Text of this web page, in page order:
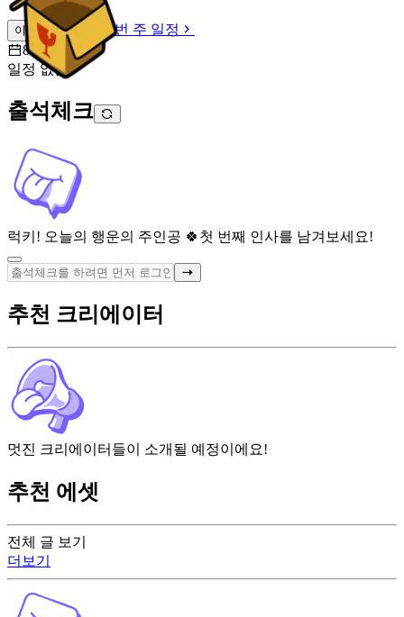
이번 주 일정
이번 주 일정
8월 9일 [일]
일정 없음
출석체크
럭키! 오늘의 행운의 주인공 🍀 첫 번째 인사를 남겨보세요!
전체 글 보기
더보기
추천 크리에이터
멋진 크리에이터들이 소개될 예정이에요!
추천 에셋